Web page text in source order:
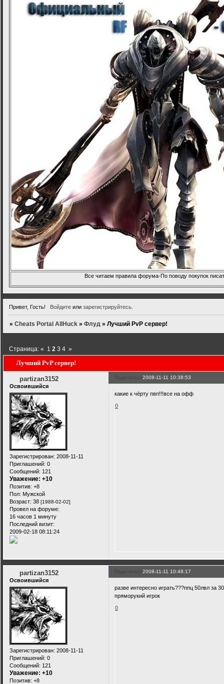
Все читаем правила форума-По поводу покупок
Привет, Гость! Войдитеили зарегистрируйтесь.
»Cheats Portal AllHuck »Флуд »Лучший PvP сервер!
Лучший PvP сервер!
Страница:« 1 2 3 4 »
Поделиться2008-11-11 10:38:53
partizan3152
Освоившийся
Зарегистрирован: 2008-11-11
Приглашений: 0
Сообщений: 121
Уважение: +10
Позитив: +8
Пол: Мужской
Возраст: 38 [1988-02-02]
Провел на форуме:
16 часов 1 минуту
Последний визит:
2009-02-18 08:11:24
какие к чёрту пвп!!!все на офф
0
Поделиться2008-11-11 10:48:17
partizan3152
Освоившийся
Зарегистрирован: 2008-11-11
Приглашений: 0
Сообщений: 121
Уважение: +10
Позитив: +8
разве интересно играть???ппц 50лвл за
пряморукий игрок
0